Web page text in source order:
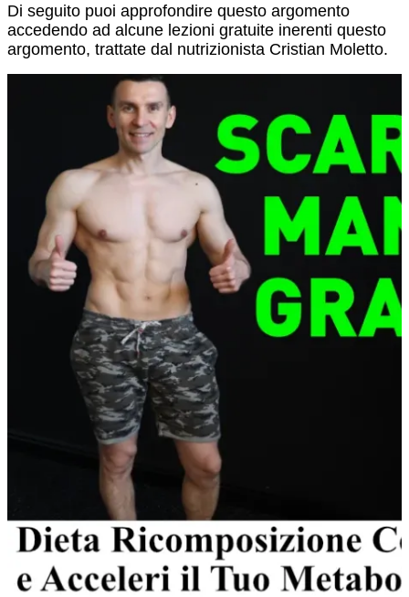
Di seguito puoi approfondire questo argomento
accedendo ad alcune lezioni gratuite inerenti questo
argomento, trattate dal nutrizionista Cristian Moletto.